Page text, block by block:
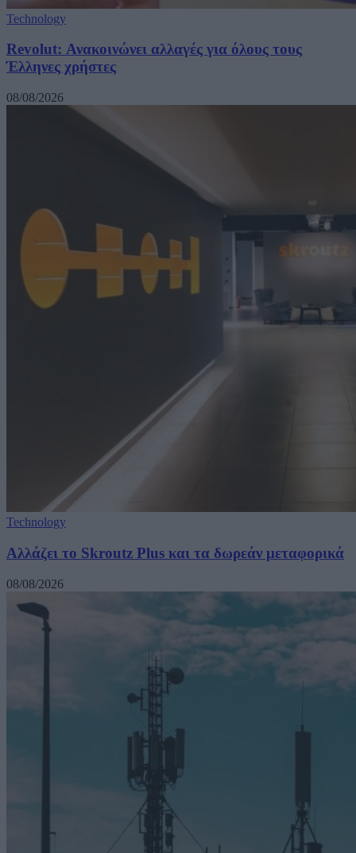
Technology
Revolut: Ανακοινώνει αλλαγές για όλους τους
Έλληνες χρήστες
08/08/2026
Technology
Αλλάζει το Skroutz Plus και τα δωρεάν μεταφορικά
08/08/2026